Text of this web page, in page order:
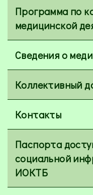
Программа по
медицинской
Сведения о
Коллективный
Контакты
Паспорта
социальной
ИОКТБ